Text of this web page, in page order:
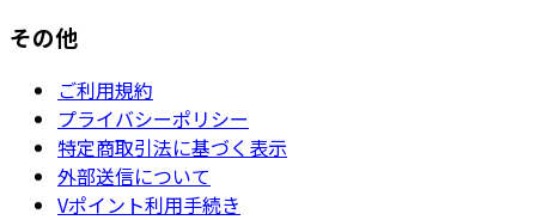
その他
ご利用規約
プライバシーポリシー
特定商取引法に基づく表示
外部送信について
Vポイント利用手続き